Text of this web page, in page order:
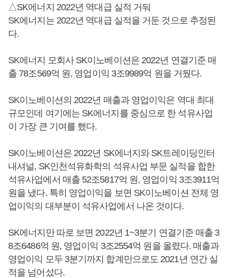
△SK에너지 2022년 역대급 실적 거둬
SK에너지는 2022년 역대급 실적을 거둔 것으로 추정된
다.
SK에너지 모회사 SK이노베이션은 2022년 연결기준 매
출 78조569억 원, 영업이익 3조9989억 원을 거뒀다.
SK이노베이션의 2022년 매출과 영업이익은 역대 최대
규모인데 여기에는 SK에너지를 중심으로 한 석유사업
이 가장 큰 기여를 했다.
SK이노베이션은 2022년 SK에너지와 SK트레이딩인터
내셔널, SK인천석유화학의 석유사업 부문 실적을 합한
석유사업에서 매출 52조5817억 원, 영업이익 3조3911억
원을 냈다. 특히 영업이익을 보면 SK이노베이션 전체 영
업이익의 대부분이 석유사업에서 나온 것이다.
SK에너지만 따로 보면 2022년 1~3분기 연결기준 매출 3
8조6486억 원, 영업이익 3조2554억 원을 올렸다. 매출과
영업이익 모두 3분기까지 합계만으로도 2021년 연간 실
적을 넘어섰다.